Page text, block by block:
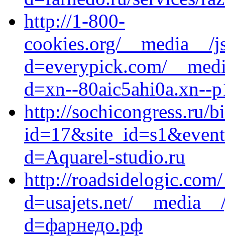
http://1-800-
cookies.org/__media__/
d=everypick.com/
d=xn--80aic5ahi0a.xn--
http://sochicongress.ru/
d=Aquarel-studio.ru
http://
d=usajets.net/
d=фарнедо.рф